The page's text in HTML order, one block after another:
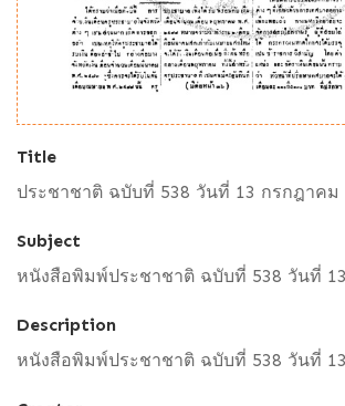
Title
ประชาชาติ ฉบับที่ 538 วันที่ 13 กรกฎาคม
Subject
หนังสือพิมพ์ประชาชาติ ฉบับที่ 538 วันที่
Description
หนังสือพิมพ์ประชาชาติ ฉบับที่ 538 วันที่